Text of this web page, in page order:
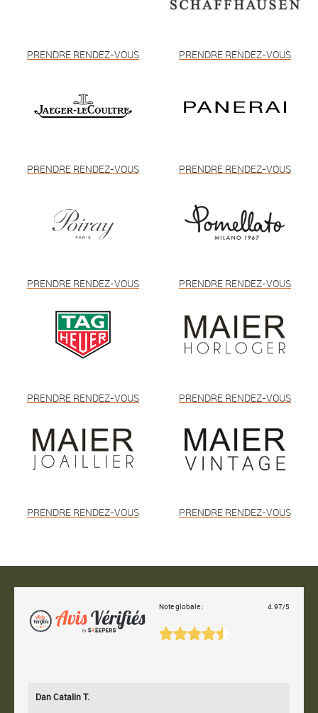
PRENDRE RENDEZ-VOUS PRENDRE RENDEZ-VOUS
PRENDRE RENDEZ-VOUS PRENDRE RENDEZ-VOUS
PRENDRE RENDEZ-VOUS PRENDRE RENDEZ-VOUS
PRENDRE RENDEZ-VOUS PRENDRE RENDEZ-VOUS
PRENDRE RENDEZ-VOUS PRENDRE RENDEZ-VOUS
Note globale : 4.97/5
Dan Catalin T.